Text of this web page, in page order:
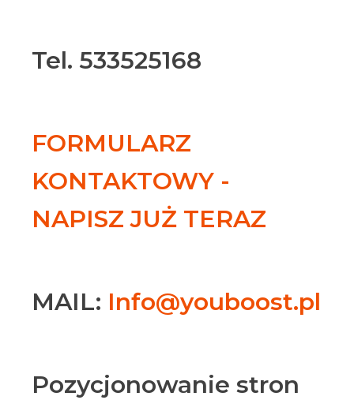
Tel. 533525168
FORMULARZ
KONTAKTOWY -
NAPISZ JUŻ TERAZ
MAIL: Info@youboost.pl
Pozycjonowanie stron